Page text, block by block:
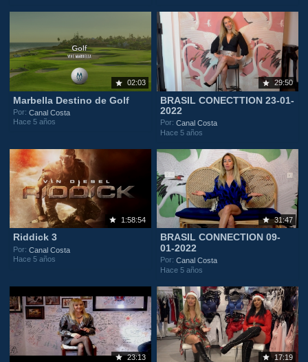
02:03
Marbella Destino de Golf
Por:Canal Costa
Hace 5 años
29:50
BRASIL CONECTTION 23-01-
2022
Por:Canal Costa
Hace 5 años
1:58:54
Riddick 3
Por:Canal Costa
Hace 5 años
31:47
BRASIL CONNECTION 09-
01-2022
Por:Canal Costa
Hace 5 años
23:13 17:19